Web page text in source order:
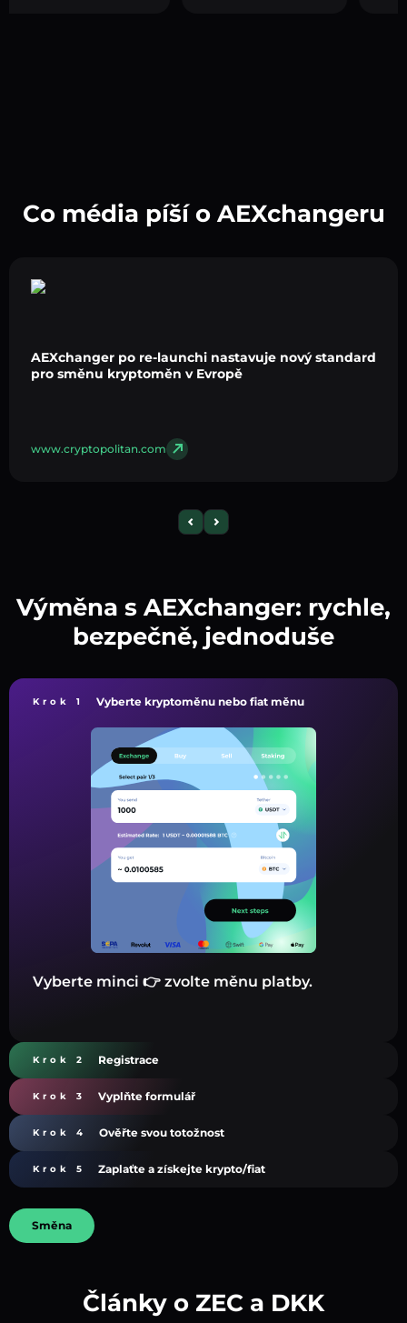
Co média píší o AEXchangeru
AEXchanger po re-launchi nastavuje nový standard
pro směnu kryptoměn v Evropě
www.cryptopolitan.com
Výměna s AEXchanger: rychle,
bezpečně, jednoduše
Krok 1 Vyberte kryptoměnu nebo fiat měnu
Vyberte minci 👉 zvolte měnu platby.
Krok 2 Registrace
Krok 3 Vyplňte formulář
Krok 4 Ověřte svou totožnost
Krok 5 Zaplaťte a získejte krypto/fiat
Směna
Články o ZEC a DKK